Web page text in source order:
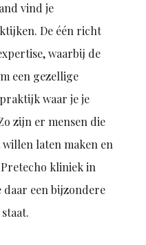
vind je
De één richt
waarbij de
een gezellige
waar je je
zijn er mensen die
willen laten maken en
kliniek in
daar een bijzondere